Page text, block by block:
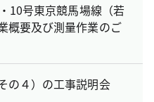
10号東京競馬場線（若
要及び測量作業のご
の４）の工事説明会